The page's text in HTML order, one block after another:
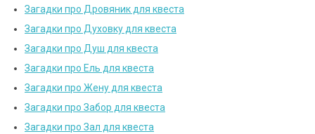
Загадки про Дровяник для квеста
Загадки про Духовку для квеста
Загадки про Душ для квеста
Загадки про Ель для квеста
Загадки про Жену для квеста
Загадки про Забор для квеста
Загадки про Зал для квеста